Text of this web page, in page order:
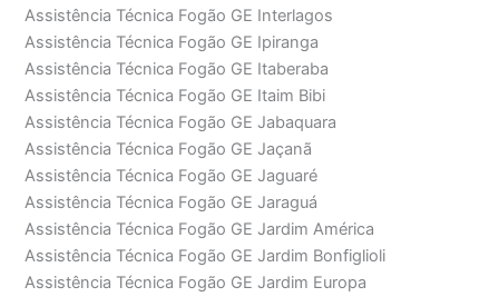
Assistência Técnica Fogão GE Interlagos
Assistência Técnica Fogão GE Ipiranga
Assistência Técnica Fogão GE Itaberaba
Assistência Técnica Fogão GE Itaim Bibi
Assistência Técnica Fogão GE Jabaquara
Assistência Técnica Fogão GE Jaçanã
Assistência Técnica Fogão GE Jaguaré
Assistência Técnica Fogão GE Jaraguá
Assistência Técnica Fogão GE Jardim América
Assistência Técnica Fogão GE Jardim Bonfiglioli
Assistência Técnica Fogão GE Jardim Europa